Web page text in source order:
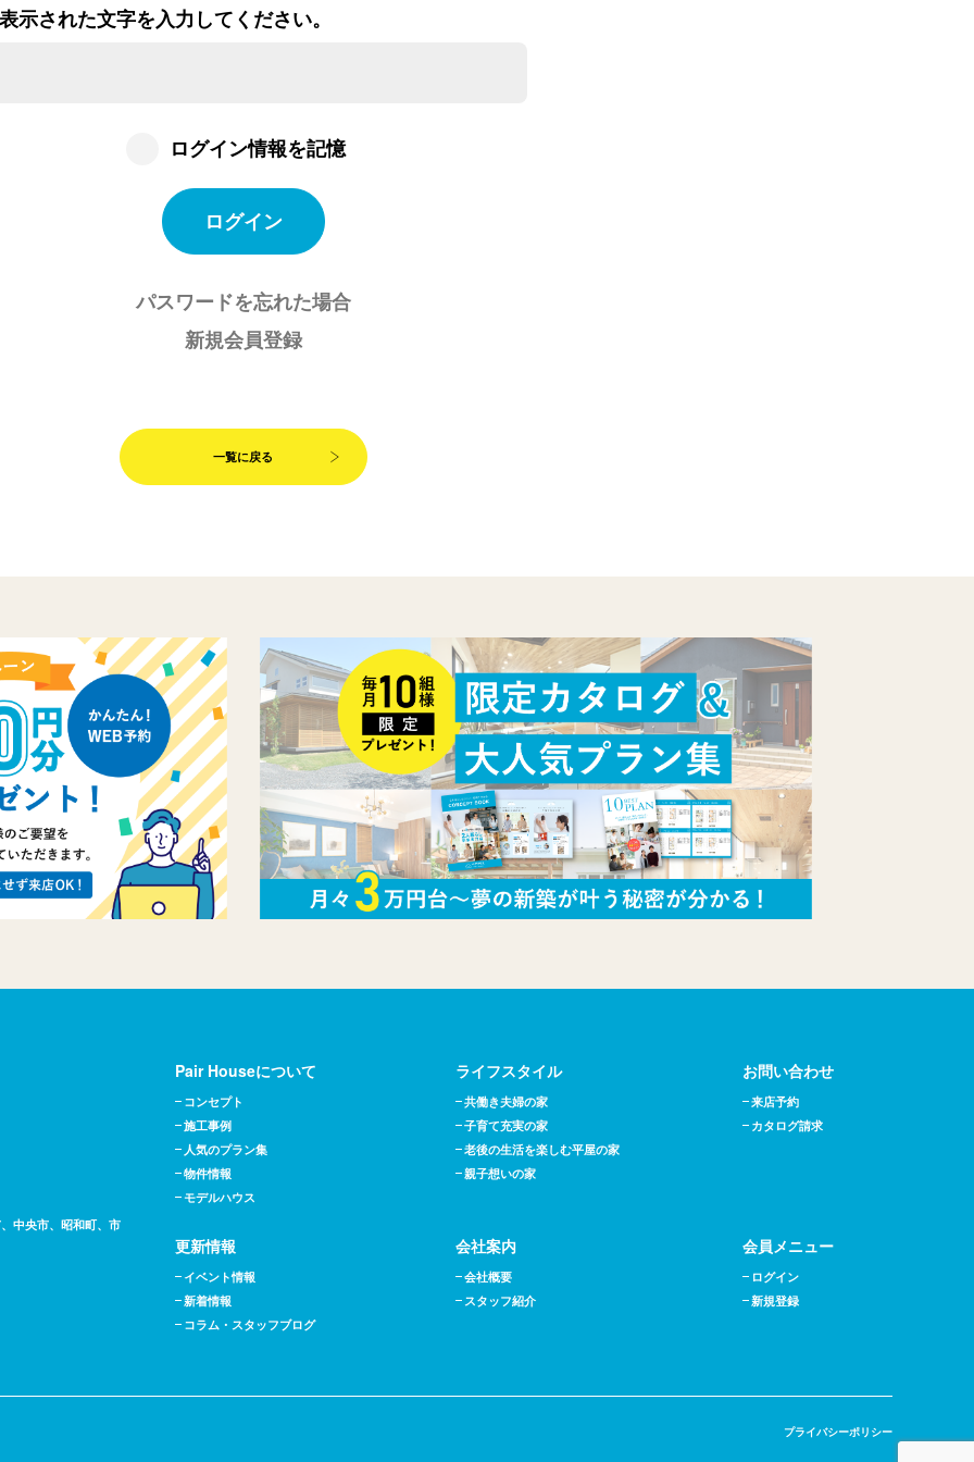
示された文字を入力してください。
ログイン情報を記憶
パスワードを忘れた場合
新規会員登録
一覧に戻る
中央市、昭和町、市
Pair Houseについて
コンセプト
施工事例
人気のプラン集
物件情報
モデルハウス
ライフスタイル
共働き夫婦の家
子育て充実の家
老後の生活を楽しむ平屋の家
親子想いの家
お問い合わせ
来店予約
カタログ請求
更新情報
イベント情報
新着情報
コラム・スタッフブログ
会社案内
会社概要
スタッフ紹介
会員メニュー
ログイン
新規登録
プライバシーポリシー